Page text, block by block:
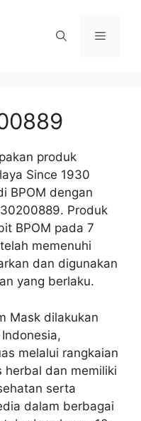
Menu
produk
Since 1930
BPOM dengan
Produk
BPOM pada 7
memenuhi
dan digunakan
yang berlaku.
Mask dilakukan
melalui rangkaian
herbal dan memiliki
serta
dalam berbagai